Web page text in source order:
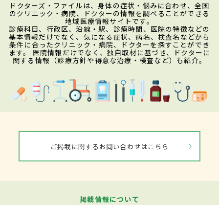
視力検査、アムスラー検査、眼底検査、蛍
光眼底造影検査、光干渉断層計による検査
を実施する。視力検査では、中心窩および
方眼用紙のような図を患者に見せて、ゆが
んで見えたり暗くて見えなかったりする部
な検査だが、黄斑部に現れる異常を早い段
階で調べることが可能だ。眼底検査では網
膜の状態を眼科医が詳しく観察して出血や
認する。蛍光眼底造影検査では造影剤を注
ドクターズ・ファイルは、身体の症状・悩みに合わせ、全国
のクリニック・病院、ドクターの情報を調べることができる
地域医療情報サイトです。
診療科目、行政区、沿線・駅、診療時間、医院の特徴などの
基本情報だけでなく、気になる症状、病名、検査名などから
条件に合ったクリニック・病院、ドクターを探すことができ
ます。 医院情報だけでなく、独自取材に基づき、ドクターに
関する情報（診療方針や得意な治療・検査など）も紹介。
ご掲載に関するお問い合わせはこちら
掲載情報について